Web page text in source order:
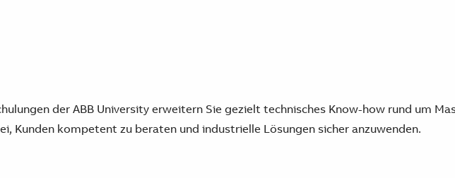
der ABB University erweitern Sie gezielt technisches Know-how rund um
Kunden kompetent zu beraten und industrielle Lösungen sicher anzuwenden.